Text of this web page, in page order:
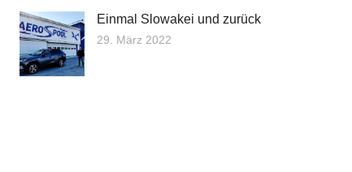
Einmal Slowakei und zurück
29. März 2022